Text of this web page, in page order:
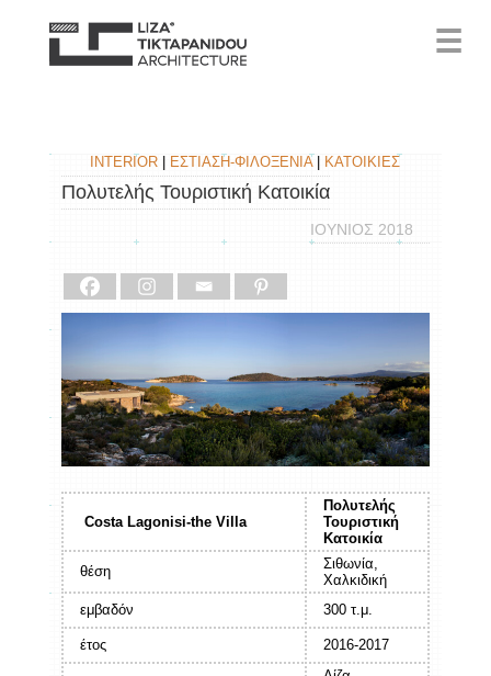
☰
INTERIOR ΕΣΤΙΑΣΗ-ΦΙΛΟΞΕΝΙΑ| ΚΑΤΟΙΚΙΕΣ
Πολυτελής Τουριστική Κατοικία
ΙΟΥΝΙΟΣ 2018
Costa Lagonisi-the Villa
Πολυτελής
Τουριστική
Κατοικία
θέση
Σιθωνία,
Χαλκιδική
εμβαδόν
300 τ.μ.
έτος 2016-2017